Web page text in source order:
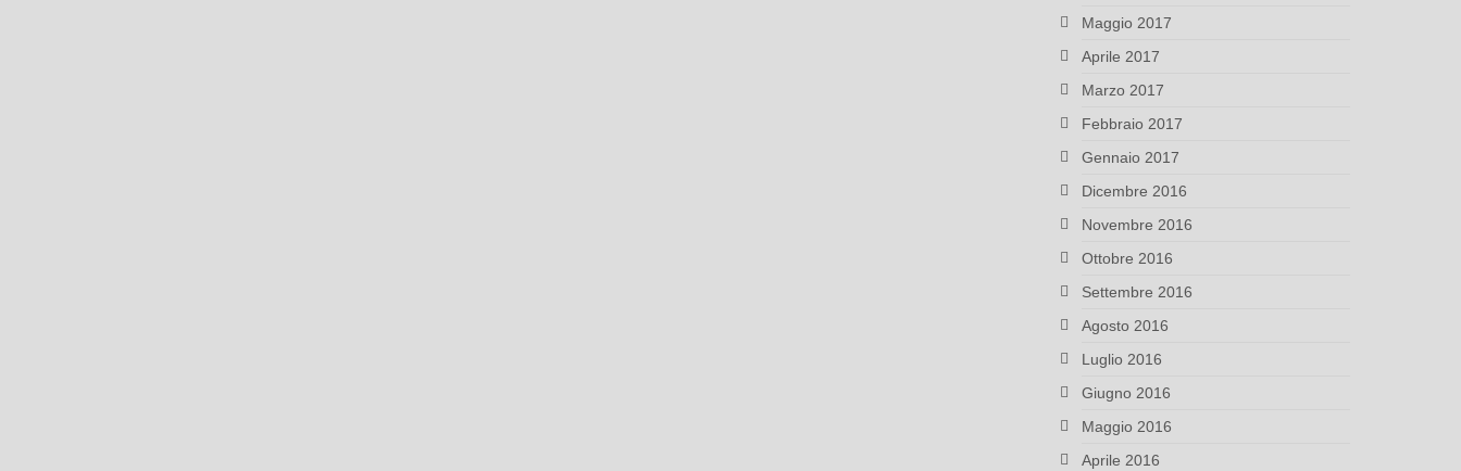
Maggio 2017
Aprile 2017
Marzo 2017
Febbraio 2017
Gennaio 2017
Dicembre 2016
Novembre 2016
Ottobre 2016
Settembre 2016
Agosto 2016
Luglio 2016
Giugno 2016
Maggio 2016
Aprile 2016